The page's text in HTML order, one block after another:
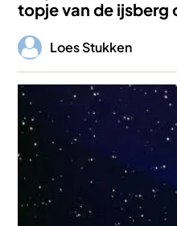
topje van de ijsberg
Afbeelding
Loes Stukken
Afbeelding